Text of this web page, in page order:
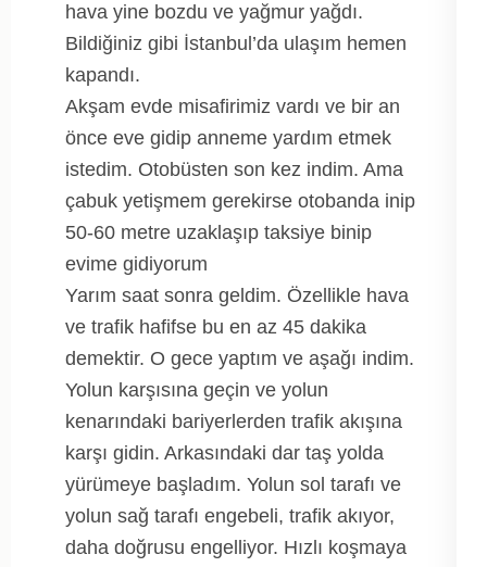
hava yine bozdu ve yağmur yağdı.
Bildiğiniz gibi İstanbul’da ulaşım hemen
kapandı.
Akşam evde misafirimiz vardı ve bir an
önce eve gidip anneme yardım etmek
istedim. Otobüsten son kez indim. Ama
çabuk yetişmem gerekirse otobanda inip
50-60 metre uzaklaşıp taksiye binip
evime gidiyorum
Yarım saat sonra geldim. Özellikle hava
ve trafik hafifse bu en az 45 dakika
demektir. O gece yaptım ve aşağı indim.
Yolun karşısına geçin ve yolun
kenarındaki bariyerlerden trafik akışına
karşı gidin. Arkasındaki dar taş yolda
yürümeye başladım. Yolun sol tarafı ve
yolun sağ tarafı engebeli, trafik akıyor,
daha doğrusu engelliyor. Hızlı koşmaya